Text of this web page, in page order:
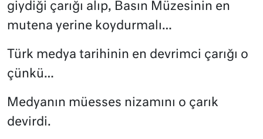
giydiği çarığı alıp, Basın Müzesinin en
mutena yerine koydurmalı…
Türk medya tarihinin en devrimci çarığı o
çünkü…
Medyanın müesses nizamını o çarık
devirdi.